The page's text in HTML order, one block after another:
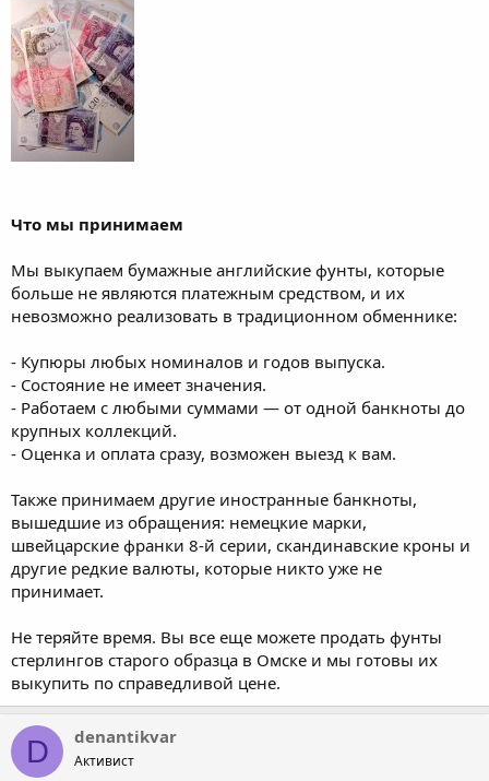
Что мы принимаем
Мы выкупаем бумажные английские фунты, которые
больше не являются платежным средством, и их
невозможно реализовать в традиционном обменнике:
- Купюры любых номиналов и годов выпуска.
- Состояние не имеет значения.
- Работаем с любыми суммами — от одной банкноты до
крупных коллекций.
- Оценка и оплата сразу, возможен выезд к вам.
Также принимаем другие иностранные банкноты,
вышедшие из обращения: немецкие марки,
швейцарские франки 8-й серии, скандинавские кроны и
другие редкие валюты, которые никто уже не
принимает.
Не теряйте время. Вы все еще можете продать фунты
стерлингов старого образца в Омске и мы готовы их
выкупить по справедливой цене.
D denantikvar
Активист